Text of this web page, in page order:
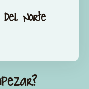
del Norte